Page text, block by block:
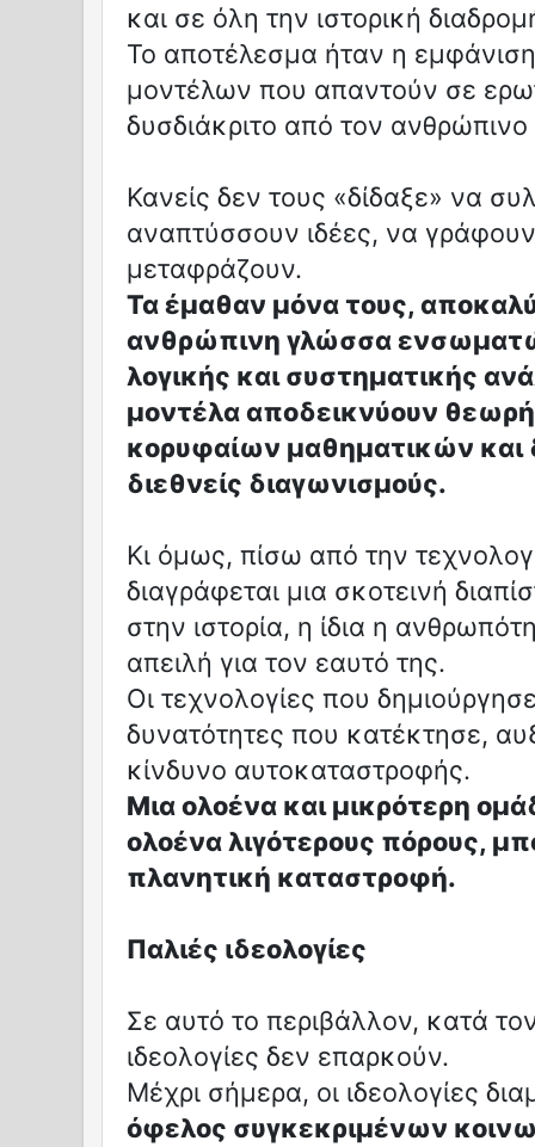
και σε όλη την ιστορική
Το αποτέλεσμα ήταν η
μοντέλων που απαντούν σε
δυσδιάκριτο από τον
Κανείς δεν τους «δίδαξε» να
αναπτύσσουν ιδέες, να
μεταφράζουν.
Τα έμαθαν μόνα τους,
ανθρώπινη γλώσσα
λογικής και συστηματικής
μοντέλα αποδεικνύουν
κορυφαίων μαθηματικών και
διεθνείς διαγωνισμούς.
Κι όμως, πίσω από την
διαγράφεται μια σκοτεινή
στην ιστορία, η ίδια η
απειλή για τον εαυτό της.
Οι τεχνολογίες που
δυνατότητες που κατέκτησε,
κίνδυνο αυτοκαταστροφής.
Μια ολοένα και μικρότερη
ολοένα λιγότερους πόρους,
πλανητική καταστροφή.
Παλιές ιδεολογίες
Σε αυτό το περιβάλλον, κατά
ιδεολογίες δεν επαρκούν.
Μέχρι σήμερα, οι ιδεολογίες
όφελος συγκεκριμένων